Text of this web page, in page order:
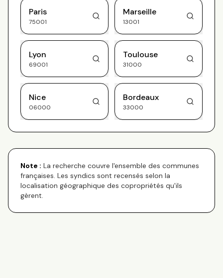
Paris
75001
Marseille
13001
Lyon
69001
Toulouse
31000
Nice
06000
Bordeaux
33000
Note : La recherche couvre l'ensemble des communes
françaises. Les syndics sont recensés selon la
localisation géographique des copropriétés qu'ils
gèrent.